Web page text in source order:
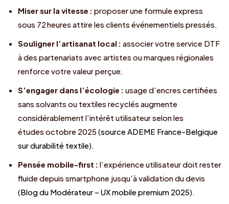
Miser sur la vitesse : proposer une formule express
sous 72 heures attire les clients événementiels pressés.
Souligner l’artisanat local : associer votre service DTF
à des partenariats avec artistes ou marques régionales
renforce votre valeur perçue.
S’engager dans l’écologie : usage d’encres certifiées
sans solvants ou textiles recyclés augmente
considérablement l’intérêt utilisateur selon les
études octobre 2025 (source ADEME France-Belgique
sur durabilité textile).
Pensée mobile-first : l’expérience utilisateur doit rester
fluide depuis smartphone jusqu’à validation du devis
(Blog du Modérateur – UX mobile premium 2025).